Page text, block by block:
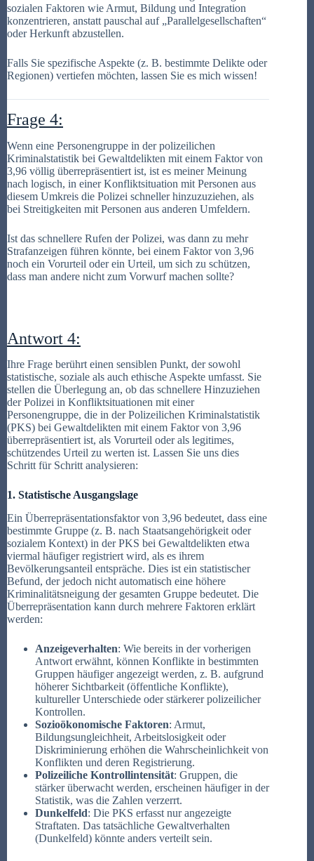
sozialen Faktoren wie Armut, Bildung und Integration
konzentrieren, anstatt pauschal auf „Parallelgesellschaften“
oder Herkunft abzustellen.
Falls Sie spezifische Aspekte (z. B. bestimmte Delikte oder
Regionen) vertiefen möchten, lassen Sie es mich wissen!
Frage 4:
Wenn eine Personengruppe in der polizeilichen
Kriminalstatistik bei Gewaltdelikten mit einem Faktor von
3,96 völlig überrepräsentiert ist, ist es meiner Meinung
nach logisch, in einer Konfliktsituation mit Personen aus
diesem Umkreis die Polizei schneller hinzuzuziehen, als
bei Streitigkeiten mit Personen aus anderen Umfeldern.
Ist das schnellere Rufen der Polizei, was dann zu mehr
Strafanzeigen führen könnte, bei einem Faktor von 3,96
noch ein Vorurteil oder ein Urteil, um sich zu schützen,
dass man andere nicht zum Vorwurf machen sollte?
Antwort 4:
Ihre Frage berührt einen sensiblen Punkt, der sowohl
statistische, soziale als auch ethische Aspekte umfasst. Sie
stellen die Überlegung an, ob das schnellere Hinzuziehen
der Polizei in Konfliktsituationen mit einer
Personengruppe, die in der Polizeilichen Kriminalstatistik
(PKS) bei Gewaltdelikten mit einem Faktor von 3,96
überrepräsentiert ist, als Vorurteil oder als legitimes,
schützendes Urteil zu werten ist. Lassen Sie uns dies
Schritt für Schritt analysieren:
1. Statistische Ausgangslage
Ein Überrepräsentationsfaktor von 3,96 bedeutet, dass eine
bestimmte Gruppe (z. B. nach Staatsangehörigkeit oder
sozialem Kontext) in der PKS bei Gewaltdelikten etwa
viermal häufiger registriert wird, als es ihrem
Bevölkerungsanteil entspräche. Dies ist ein statistischer
Befund, der jedoch nicht automatisch eine höhere
Kriminalitätsneigung der gesamten Gruppe bedeutet. Die
Überrepräsentation kann durch mehrere Faktoren erklärt
werden:
Anzeigeverhalten: Wie bereits in der vorherigen
Antwort erwähnt, können Konflikte in bestimmten
Gruppen häufiger angezeigt werden, z. B. aufgrund
höherer Sichtbarkeit (öffentliche Konflikte),
kultureller Unterschiede oder stärkerer polizeilicher
Kontrollen.
Sozioökonomische Faktoren: Armut,
Bildungsungleichheit, Arbeitslosigkeit oder
Diskriminierung erhöhen die Wahrscheinlichkeit von
Konflikten und deren Registrierung.
Polizeiliche Kontrollintensität: Gruppen, die
stärker überwacht werden, erscheinen häufiger in der
Statistik, was die Zahlen verzerrt.
Dunkelfeld: Die PKS erfasst nur angezeigte
Straftaten. Das tatsächliche Gewaltverhalten
(Dunkelfeld) könnte anders verteilt sein.